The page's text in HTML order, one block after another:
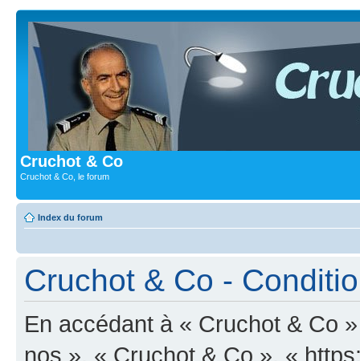
Cruchot & Co
Cruchot & Co, le forum
Index du forum
Cruchot & Co -
En accédant à « Cruchot & Co
nos », « Cruchot & Co », «